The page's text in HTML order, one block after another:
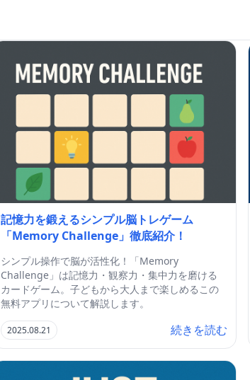
記憶力を鍛えるシンプル脳トレゲーム
「Memory Challenge」徹底紹介！
シンプル操作で脳が活性化！「Memory
Challenge」は記憶力・観察力・集中力を磨ける
カードゲーム。子どもから大人まで楽しめるこの
無料アプリについて解説します。
2025.08.21 続きを読む